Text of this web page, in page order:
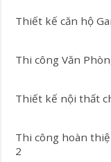
Thiết kế căn hộ
Thi công Văn
Thiết kế nội thất
Thi công hoàn
2